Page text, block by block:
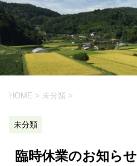
HOME > 未分類 >
未分類
臨時休業のお知らせ